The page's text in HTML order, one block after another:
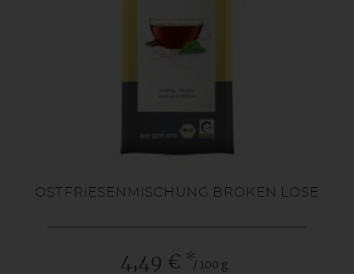
OSTFRIESENMISCHUNG BROKEN LOSE
4,49 € */ 100 g